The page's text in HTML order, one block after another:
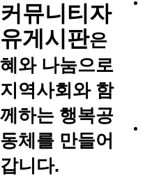
커뮤니티자
유게시판은
혜와 나눔으로
지역사회와 함
께하는 행복공
동체를 만들어
갑니다.